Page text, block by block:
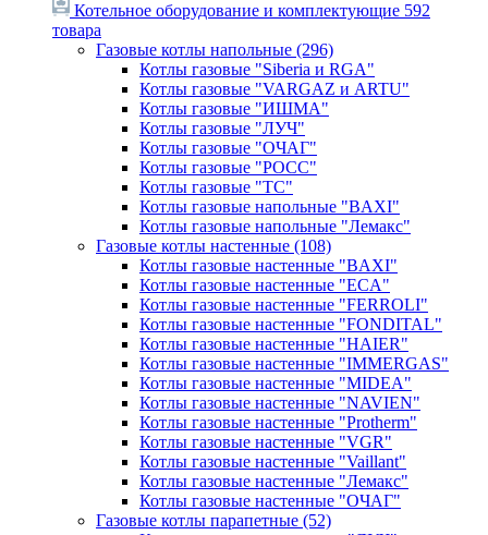
Котельное оборудование и комплектующие 592
товара
Газовые котлы напольные (296)
Котлы газовые "Siberia и RGA"
Котлы газовые "VARGAZ и ARTU"
Котлы газовые "ИШМА"
Котлы газовые "ЛУЧ"
Котлы газовые "ОЧАГ"
Котлы газовые "РОСС"
Котлы газовые "ТС"
Котлы газовые напольные "BAXI"
Котлы газовые напольные "Лемакс"
Газовые котлы настенные (108)
Котлы газовые настенные "BAXI"
Котлы газовые настенные "ECA"
Котлы газовые настенные "FERROLI"
Котлы газовые настенные "FONDITAL"
Котлы газовые настенные "HAIER"
Котлы газовые настенные "IMMERGAS"
Котлы газовые настенные "MIDEA"
Котлы газовые настенные "NAVIEN"
Котлы газовые настенные "Protherm"
Котлы газовые настенные "VGR"
Котлы газовые настенные "Vaillant"
Котлы газовые настенные "Лемакс"
Котлы газовые настенные "ОЧАГ"
Газовые котлы парапетные (52)